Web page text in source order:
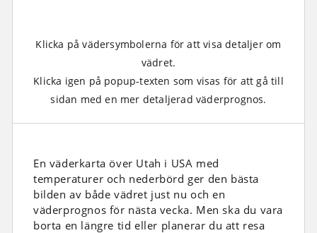
Klicka på vädersymbolerna för att visa detaljer om
vädret.
Klicka igen på popup-texten som visas för att gå till
sidan med en mer detaljerad väderprognos.
En väderkarta över Utah i USA med
temperaturer och nederbörd ger den bästa
bilden av både vädret just nu och en
väderprognos för nästa vecka. Men ska du vara
borta en längre tid eller planerar du att resa